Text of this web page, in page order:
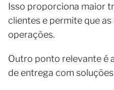
Isso proporciona maior
clientes e permite que
operações.
Outro ponto relevante é
de entrega com